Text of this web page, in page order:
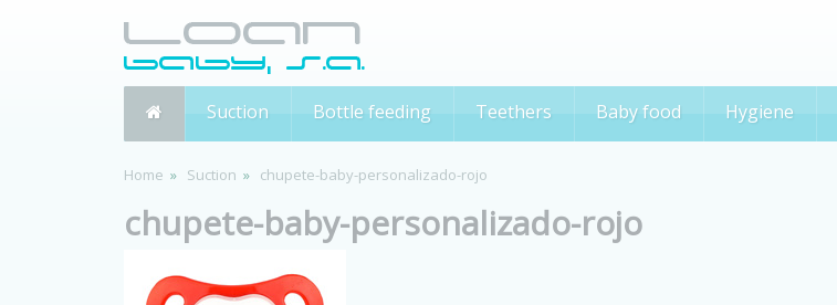
Suction Bottle feeding Teethers Baby food Hygiene
Home Suction chupete-baby-personalizado-rojo
chupete-baby-personalizado-rojo